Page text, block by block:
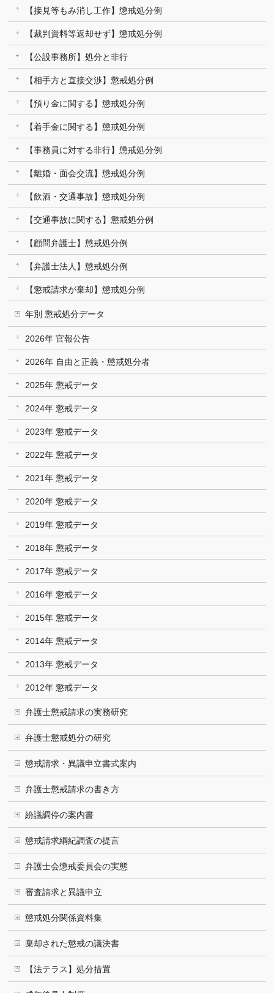
【接見等もみ消し工作】懲戒処分例
【裁判資料等返却せず】懲戒処分例
【公設事務所】処分と非行
【相手方と直接交渉】懲戒処分例
【預り金に関する】懲戒処分例
【着手金に関する】懲戒処分例
【事務員に対する非行】懲戒処分例
【離婚・面会交流】懲戒処分例
【飲酒・交通事故】懲戒処分例
【交通事故に関する】懲戒処分例
【顧問弁護士】懲戒処分例
【弁護士法人】懲戒処分例
【懲戒請求が棄却】懲戒処分例
年別 懲戒処分データ
2026年 官報公告
2026年 自由と正義・懲戒処分者
2025年 懲戒データ
2024年 懲戒データ
2023年 懲戒データ
2022年 懲戒データ
2021年 懲戒データ
2020年 懲戒データ
2019年 懲戒データ
2018年 懲戒データ
2017年 懲戒データ
2016年 懲戒データ
2015年 懲戒データ
2014年 懲戒データ
2013年 懲戒データ
2012年 懲戒データ
弁護士懲戒請求の実務研究
弁護士懲戒処分の研究
懲戒請求・異議申立書式案内
弁護士懲戒請求の書き方
紛議調停の案内書
懲戒請求綱紀調査の提言
弁護士会懲戒委員会の実態
審査請求と異議申立
懲戒処分関係資料集
棄却された懲戒の議決書
【法テラス】処分措置